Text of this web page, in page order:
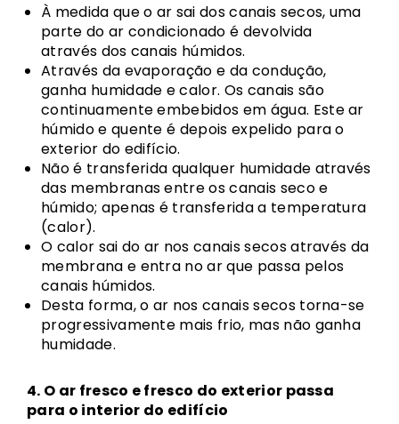
À medida que o ar sai dos canais secos, uma
parte do ar condicionado é devolvida
através dos canais húmidos.
Através da evaporação e da condução,
ganha humidade e calor. Os canais são
continuamente embebidos em água. Este ar
húmido e quente é depois expelido para o
exterior do edifício.
Não é transferida qualquer humidade através
das membranas entre os canais seco e
húmido; apenas é transferida a temperatura
(calor).
O calor sai do ar nos canais secos através da
membrana e entra no ar que passa pelos
canais húmidos.
Desta forma, o ar nos canais secos torna-se
progressivamente mais frio, mas não ganha
humidade.
4. O ar fresco e fresco do exterior passa
para o interior do edifício